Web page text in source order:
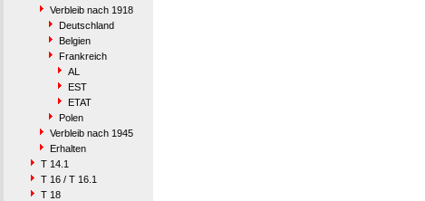
Verbleib nach 1918
Deutschland
Belgien
Frankreich
AL
EST
ETAT
Polen
Verbleib nach 1945
Erhalten
T 14.1
T 16 / T 16.1
T 18